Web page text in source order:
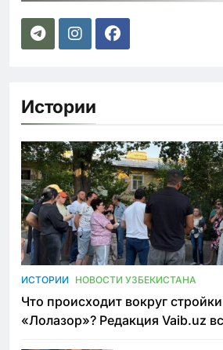
Истории
ИСТОРИИ НОВОСТИ УЗБЕКИСТАНА
Что происходит вокруг
«Лолазор»? Редакция Vaib.uz